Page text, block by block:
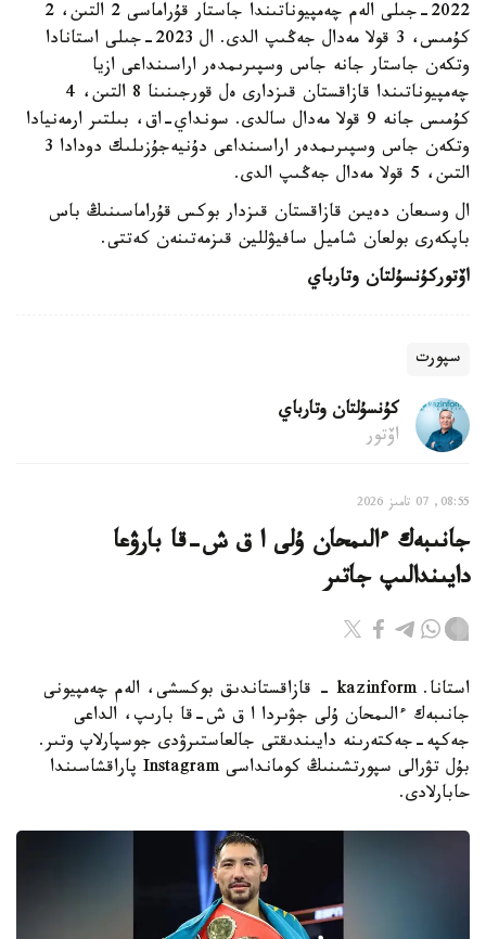
2022-جىلى الەم چەمپيوناتىندا جاستار قۇراماسى 2 التىن، 2
كۇمىس، 3 قولا مەدال جەڭىپ الدى. ال 2023-جىلى استانادا
وتكەن جاستار جانە جاس وسپىرىمدەر اراسىنداعى ازيا
چەمپيوناتىندا قازاقستان قىزدارى ەل قورجىنىنا 8 التىن، 4
كۇمىس جانە 9 قولا مەدال سالدى. سونداي-اق، بىلتىر ارمەنيادا
وتكەن جاس وسپىرىمدەر اراسىنداعى دۇنيەجۇزىلىك دودادا 3
التىن، 5 قولا مەدال جەڭىپ الدى.
ال وسىعان دەيىن قازاقستان قىزدار بوكس قۇراماسىنىڭ باس
باپكەرى بولعان شاميل سافيۋللين قىزمەتىنەن كەتتى.
اۆتوركۇنسۇلتان وتارباي
سپورت
كۇنسۇلتان وتارباي
اۆتور
08:55, 07 تامىز 2026
جانىبەك ءالىمحان ۇلى ا ق ش-قا بارۋعا
دايىندالىپ جاتىر
استانا. kazinform - قازاقستاندىق بوكسشى، الەم چەمپيونى
جانىبەك ءالىمحان ۇلى جۋىردا ا ق ش-قا بارىپ، الداعى
جەكپە-جەكتەرىنە دايىندىقتى جالعاستىرۋدى جوسپارلاپ وتىر.
بۇل تۋرالى سپورتشىنىڭ كومانداسى Instagram پاراقشاسىندا
حابارلادى.